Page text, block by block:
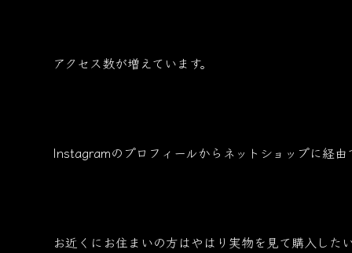
アクセス数が増えています。
Instagramのプロフィールからネットショップに経
お近くにお住まいの方はやはり実物を見て購入した